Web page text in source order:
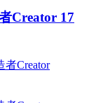
Creator 17